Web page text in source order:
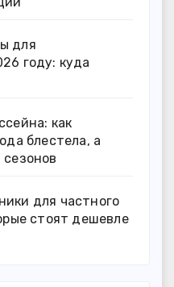
для
году: куда
как
блестела, а
для частного
стоят дешевле